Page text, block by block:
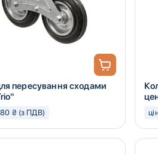
пересування сходами
₴ (з ПДВ)